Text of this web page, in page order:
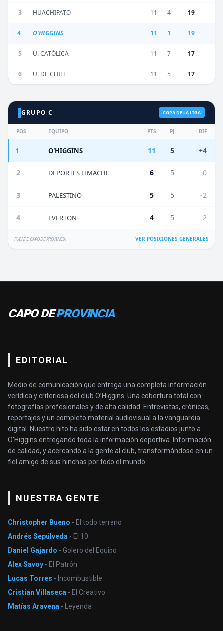
3 HUACHIPATO 11 4 19
4 O'HIGGINS 11 1 19
5 U. CATÓLICA 11 7 17
6 U. DE CHILE 11 5 17
GRUPO C COPA DE LA LIGA
POS EQUIPO PTS PJ DIF
1 O'HIGGINS 11 5 +4
2 DEPORTES LIMACHE 6 5 0
3 PALESTINO 5 5 -2
4 EVERTON 4 5 -2
FUENTE: CAPO DE PROVINCIA VER POSICIONES GENERALES
CAPO DEPROVINCIA
EDITORIAL
Medio de comunicación que entrega una completa información
verídica y criteriosa del club O’Higgins. Una cobertura total con
fotografías profesionales y de alta calidad. Entrevistas, crónicas,
reportajes y un completo material audiovisual a la vanguardia
digital. Nuestro hito ha sido estar en todos los estadios junto a
O'Higgins entregando toda la información deportiva. Información
de calidad, y acercando a la gente al club, transformándose en un
fiel amigo de sus hinchas por todo el mundo.
NUESTRA GENTE
Christopher Bueno - El todo terreno
Andrés Sepúlveda - El 10
Daniel Gajardo - Golero del Equipo
Alex Savoy - El Patrón
Lucas Torres - Incombustible
Cristian Villaseca - El Creativo
Matías Aravena - Leyenda